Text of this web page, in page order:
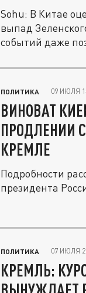
Sohu: В Китае
выпад
событий даже
ПОЛИТИКА 09 ИЮЛЯ
ВИНОВАТ
ПРОДЛЕНИИ
КРЕМЛЕ
Подробности
президента
ПОЛИТИКА 07 ИЮЛЯ
КРЕМЛЬ: